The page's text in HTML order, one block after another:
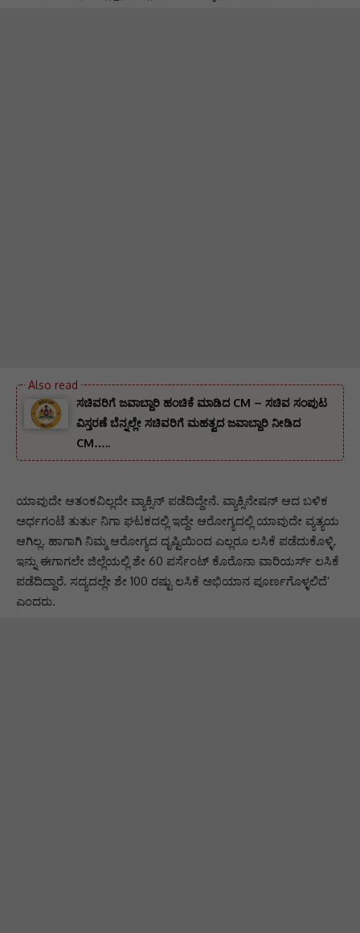
ಸಚಿವರಿಗೆ ಜವಾಬ್ದಾರಿ ಹಂಚಿಕೆ ಮಾಡಿದ CM – ಸಚಿವ ಸಂಪುಟ
ವಿಸ್ತರಣೆ ಬೆನ್ನಲ್ಲೇ ಸಚಿವರಿಗೆ ಮಹತ್ವದ ಜವಾಬ್ದಾರಿ ನೀಡಿದ
CM…..
ಯಾವುದೇ ಆತಂಕವಿಲ್ಲದೇ ವ್ಯಾಕ್ಸಿನ್ ಪಡೆದಿದ್ದೇನೆ. ವ್ಯಾಕ್ಸಿನೇಷನ್‌ ಆದ ಬಳಿಕ
ಅರ್ಧಗಂಟೆ ತುರ್ತು ನಿಗಾ ಘಟಕದಲ್ಲಿ ಇದ್ದೇ ಆರೋಗ್ಯದಲ್ಲಿ ಯಾವುದೇ ವ್ಯತ್ಯಯ
ಆಗಿಲ್ಲ. ಹಾಗಾಗಿ ನಿಮ್ಮ ಆರೋಗ್ಯದ ದೃಷ್ಟಿಯಿಂದ ಎಲ್ಲರೂ ಲಸಿಕೆ ಪಡೆದುಕೊಳ್ಳಿ.
ಇನ್ನು ಈಗಾಗಲೇ ಜಿಲ್ಲೆಯಲ್ಲಿ ಶೇ 60 ಪರ್ಸೆಂಟ್ ಕೊರೊನಾ ವಾರಿಯರ್ಸ್ ಲಸಿಕೆ
ಪಡೆದಿದ್ದಾರೆ. ಸದ್ಯದಲ್ಲೇ ಶೇ 100 ರಷ್ಟು ಲಸಿಕೆ ಅಭಿಯಾನ ಪೂರ್ಣಗೊಳ್ಳಲಿದೆ’
ಎಂದರು.